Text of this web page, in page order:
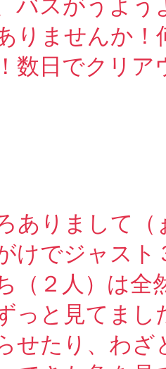
バスがうよ
りませんか！
数日でクリア
ありまして
けでジャス
（２人）は全
っと見てま
せたり、わ